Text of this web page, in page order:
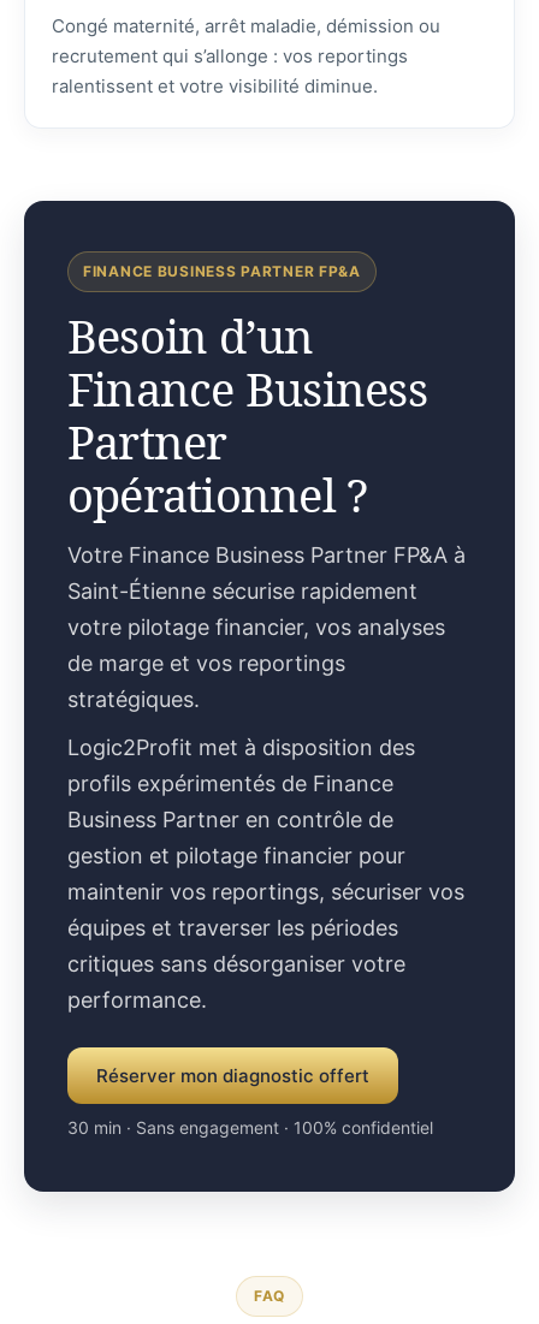
Congé maternité, arrêt maladie, démission ou
recrutement qui s’allonge : vos reportings
ralentissent et votre visibilité diminue.
FINANCE BUSINESS PARTNER FP&A
Besoin d’un
Finance Business
Partner
opérationnel ?
Votre Finance Business Partner FP&A à
Saint-Étienne sécurise rapidement
votre pilotage financier, vos analyses
de marge et vos reportings
stratégiques.
Logic2Profit met à disposition des
profils expérimentés de Finance
Business Partner en contrôle de
gestion et pilotage financier pour
maintenir vos reportings, sécuriser vos
équipes et traverser les périodes
critiques sans désorganiser votre
performance.
Réserver mon diagnostic offert
30 min · Sans engagement · 100% confidentiel
FAQ